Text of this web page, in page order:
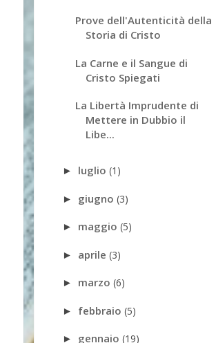
Prove dell'Autenticità della
Storia di Cristo
La Carne e il Sangue di
Cristo Spiegati
La Libertà Imprudente di
Mettere in Dubbio il
Libe...
► luglio(1)
► giugno(3)
► maggio(5)
► aprile(3)
► marzo(6)
► febbraio(5)
► gennaio(19)